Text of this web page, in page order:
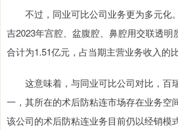
不过，同业可比公司业务更为多元化
吉2023年宫腔、盆腹腔、鼻腔用交联透明
合计为1.51亿元，占当期主营业务收入的比
这意味着，与同业可比公司对比，百
一，其所在的术后防粘连市场存在业务空
该公司的术后防粘连业务目前仍以经销模